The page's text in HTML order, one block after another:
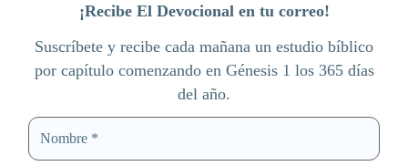
¡Recibe El Devocional en tu correo!
Suscríbete y recibe cada mañana un estudio bíblico
por capítulo comenzando en Génesis 1 los 365 días
del año.